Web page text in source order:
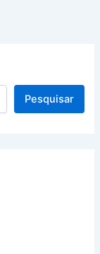
Pesquisar